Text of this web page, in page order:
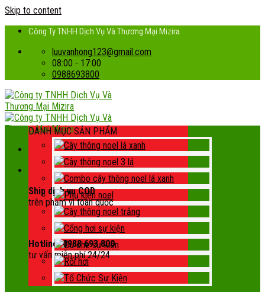
Skip to content
Công Ty TNHH Dịch Vụ Và Thương Mại Mizira
luuvanhong123@gmail.com
08:00 - 17:00
0988693800
Ship dịch vụ COD
trên phạm vi toàn quốc
Hotline: 0988 693 800
tư vấn miễn phí 24/24
DANH MỤC SẢN PHẨM
Cây thông noel lá xanh
Cây thông noel 3 lá
Combo cây thông noel lá xanh
Phụ kiện noel
Cây thông noel trắng
Cổng hơi sự kiện
Dù che sự kiện
Rối hơi
Tổ Chức Sự Kiện